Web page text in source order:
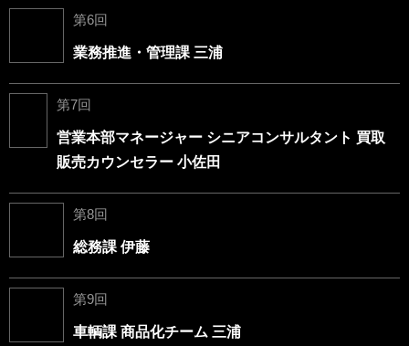
第6回
業務推進・管理課 三浦
第7回
営業本部マネージャー シニアコンサルタント 買取
販売カウンセラー 小佐田
第8回
総務課 伊藤
第9回
車輌課 商品化チーム 三浦